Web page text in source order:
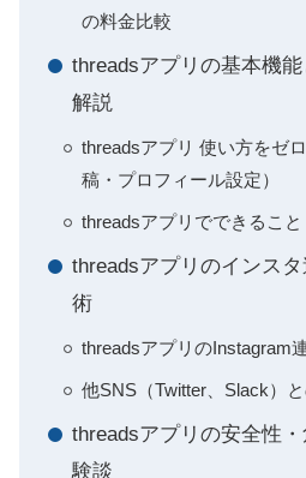
の料金比較
threadsアプリの基本機
解説
threadsアプリ 使い方をゼ
稿・プロフィール設定）
threadsアプリでできるこ
threadsアプリのインス
術
threadsアプリのInstagram
他SNS（Twitter、Slack）
threadsアプリの安全性
験談